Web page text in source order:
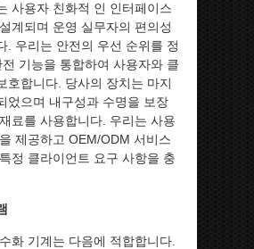
사용자 친화적 인 인터페이스
계되며 운영 실무자의 편의성
. 우리는 안전의 우선 순위를 정
기능을 통합하여 사용자와 클
호합니다. 당사의 장치는 마지
었으며 내구성과 수명을 보장
료를 사용합니다. 우리는 사용
제공하고 OEM/ODM 서비스
정 클라이언트 요구 사항을 충
화 기계는 다음에 적합합니다.